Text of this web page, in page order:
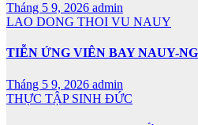
Tháng 5 9, 2026 admin
LAO DONG THOI VU NAUY
TIỄN ỨNG VIÊN BAY NAUY-
Tháng 5 9, 2026 admin
THỰC TẬP SINH ĐỨC